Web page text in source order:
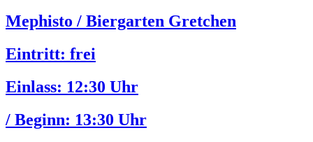
Mephisto / Biergarten Gretchen
Eintritt: frei
Einlass: 12:30 Uhr
/ Beginn: 13:30 Uhr